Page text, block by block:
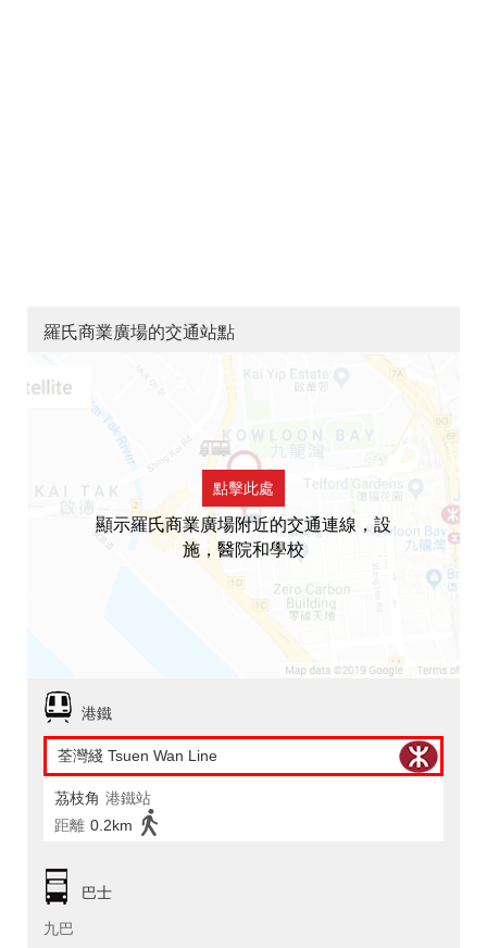
羅氏商業廣場的交通站點
點擊此處
顯示羅氏商業廣場附近的交通連線，設
施，醫院和學校
港鐵
荃灣綫 Tsuen Wan Line
茘枝角 港鐵站
距離 0.2km
巴士
九巴